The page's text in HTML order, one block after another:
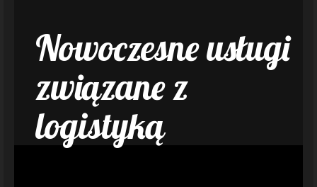
Nowoczesne usługi
związane z
logistyką